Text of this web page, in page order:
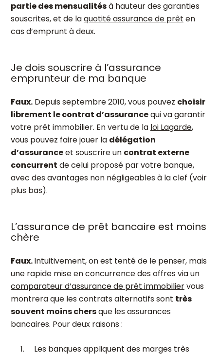
partie des mensualitésà hauteur des garanties
souscrites, et de laquotité assurance de prêt en
cas d’emprunt à deux.
Je dois souscrire à l’assurance
emprunteur de ma banque
Faux. Depuis septembre 2010, vous pouvez choisir
librement le contrat d’assurancequi va garantir
votre prêt immobilier. En vertu de la loi Lagarde,
vous pouvez faire jouer la délégation
d’assuranceet souscrire un contrat externe
concurrent de celui proposé par votre banque,
avec des avantages non négligeables à la clef (voir
plus bas).
L’assurance de prêt bancaire est moins
chère
Faux.Intuitivement, on est tenté de le penser, mais
une rapide mise en concurrence des offres via un
comparateur d’assurance de prêt immobiliervous
montrera que les contrats alternatifs sont très
souvent moins chersque les assurances
bancaires. Pour deux raisons :
Les banques appliquent des marges très